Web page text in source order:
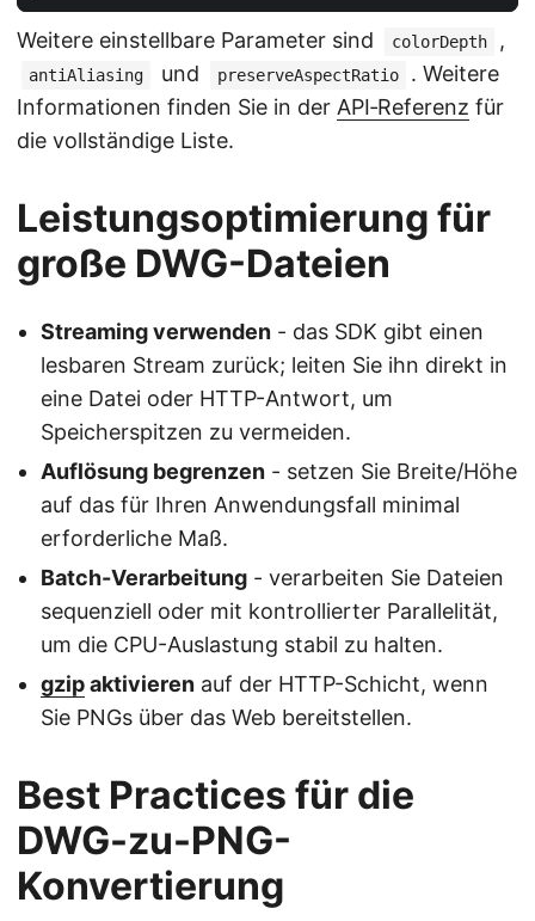
Weitere einstellbare Parameter sind colorDepth ,
antiAliasing und preserveAspectRatio
. Weitere
Informationen finden Sie in der API‑Referenz für
die vollständige Liste.
Leistungsoptimierung für
große DWG-Dateien
Streaming verwenden - das SDK gibt einen
lesbaren Stream zurück; leiten Sie ihn direkt in
eine Datei oder HTTP-Antwort, um
Speicherspitzen zu vermeiden.
Auflösung begrenzen - setzen Sie Breite/Höhe
auf das für Ihren Anwendungsfall minimal
erforderliche Maß.
Batch-Verarbeitung - verarbeiten Sie Dateien
sequenziell oder mit kontrollierter Parallelität,
um die CPU-Auslastung stabil zu halten.
gzipaktivieren auf der HTTP-Schicht, wenn
Sie PNGs über das Web bereitstellen.
Best Practices für die
DWG-zu-PNG-
Konvertierung